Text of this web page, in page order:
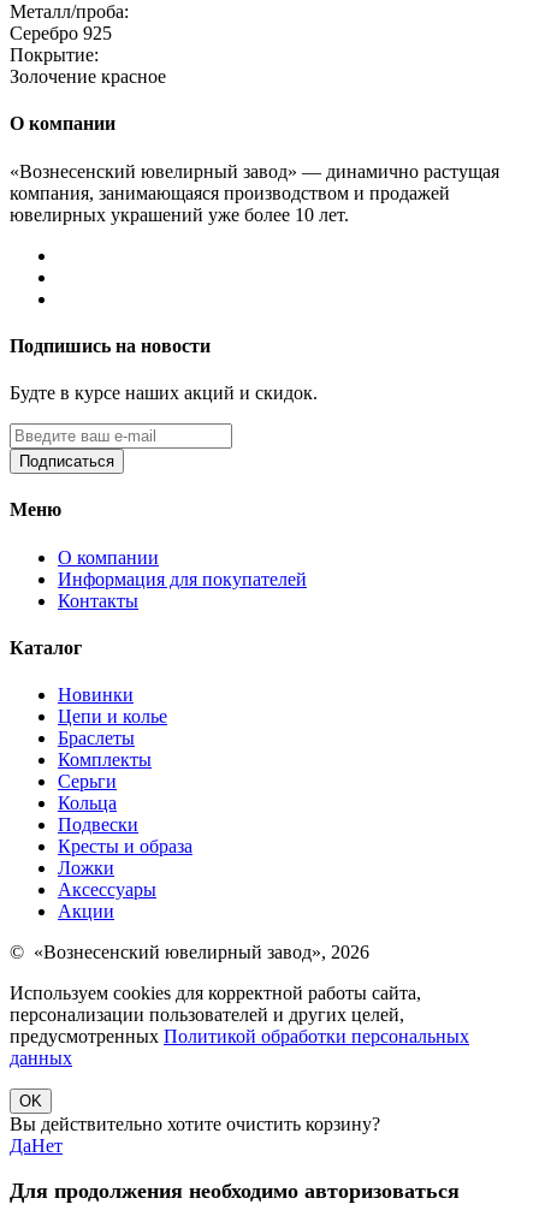
Металл/проба:
Серебро 925
Покрытие:
Золочение красное
О компании
«Вознесенский ювелирный завод» — динамично растущая
компания, занимающаяся производством и продажей
ювелирных украшений уже более 10 лет.
Подпишись на новости
Будте в курсе наших акций и скидок.
Подписаться
Меню
О компании
Информация для покупателей
Контакты
Каталог
Новинки
Цепи и колье
Браслеты
Комплекты
Серьги
Кольца
Подвески
Кресты и образа
Ложки
Аксессуары
Акции
© «Вознесенский ювелирный завод», 2026
Используем cookies для корректной работы сайта,
персонализации пользователей и других целей,
предусмотренных Политикой обработки персональных
данных
OK
Вы действительно хотите очистить корзину?
ДаНет
Для продолжения необходимо авторизоваться